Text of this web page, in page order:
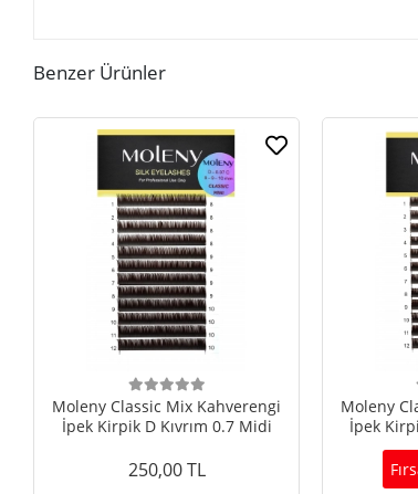
Benzer Ürünler
Moleny Classic Mix Kahverengi
İpek Kirpik D Kıvrım 0.7 Midi
250,00 TL
Moleny
İpek